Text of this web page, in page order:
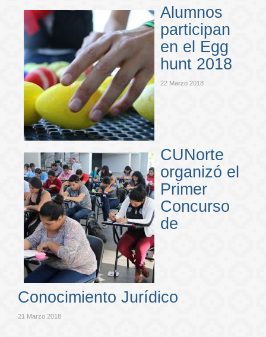
Alumnos
participan
en el Egg
hunt 2018
22 Marzo 2018
CUNorte
organizó el
Primer
Concurso
de
Conocimiento Jurídico
21 Marzo 2018